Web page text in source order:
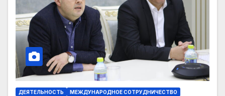
ДЕЯТЕЛЬНОСТЬ
МЕЖДУНАРОДНОЕ СОТРУДНИЧЕСТВО